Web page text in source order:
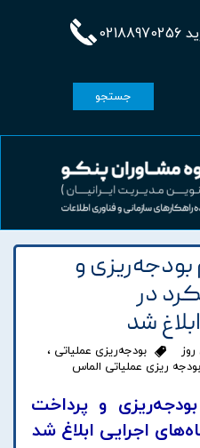
جستجو
بودجه‌ریزی و
در
شد
روز بودجه‌ریزی عملیاتی ،
بودجه ریزی عملیاتی الماس
و پرداخت
اجرایی ابلاغ شد